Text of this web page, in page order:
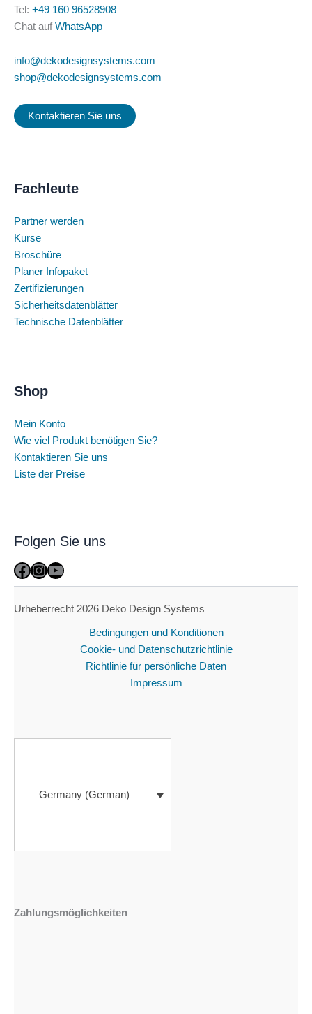
Tel: +49 160 96528908
Chat auf WhatsApp
info@dekodesignsystems.com
shop@dekodesignsystems.com
Kontaktieren Sie uns
Fachleute
Partner werden
Kurse
Broschüre
Planer Infopaket
Zertifizierungen
Sicherheitsdatenblätter
Technische Datenblätter
Shop
Mein Konto
Wie viel Produkt benötigen Sie?
Kontaktieren Sie uns
Liste der Preise
Folgen Sie uns
Facebook
Instagram
YouTube
Urheberrecht 2026 Deko Design Systems
Bedingungen und Konditionen
Cookie- und Datenschutzrichtlinie
Richtlinie für persönliche Daten
Impressum
Germany (German)
Zahlungsmöglichkeiten